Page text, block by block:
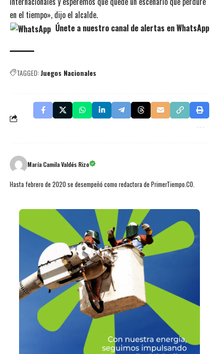
en el tiempo», dijo el alcalde.
Únete a nuestro canal de alertas en WhatsApp
TAGGED:Juegos Nacionales
María Camila Valdés Rizo
Hasta febrero de 2020 se desempeñó como redactora de PrimerTiempo.CO.